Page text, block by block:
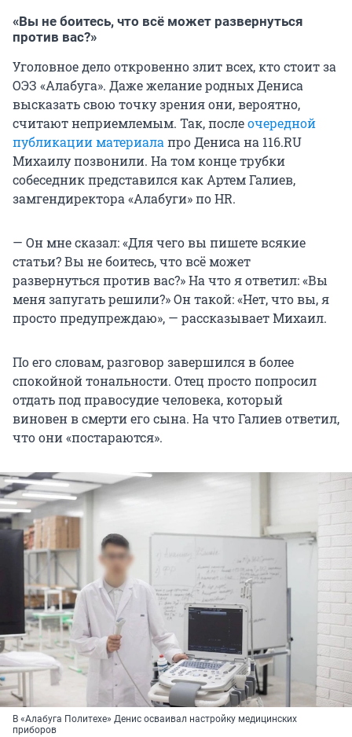
«Вы не боитесь, что всё может развернуться
против вас?»
Уголовное дело откровенно злит всех, кто стоит за
ОЭЗ «Алабуга». Даже желание родных Дениса
высказать свою точку зрения они, вероятно,
считают неприемлемым. Так, послеочередной
публикации материалапро Дениса на 116.RU
Михаилу позвонили. На том конце трубки
собеседник представился как Артем Галиев,
замгендиректора «Алабуги» по HR.
— Он мне сказал: «Для чего вы пишете всякие
статьи? Вы не боитесь, что всё может
развернуться против вас?» На что я ответил: «Вы
меня запугать решили?» Он такой: «Нет, что вы, я
просто предупреждаю», — рассказывает Михаил.
По его словам, разговор завершился в более
спокойной тональности. Отец просто попросил
отдать под правосудие человека, который
виновен в смерти его сына. На что Галиев ответил,
что они «постараются».
В «Алабуга Политехе» Денис осваивал настройку медицинских
приборов